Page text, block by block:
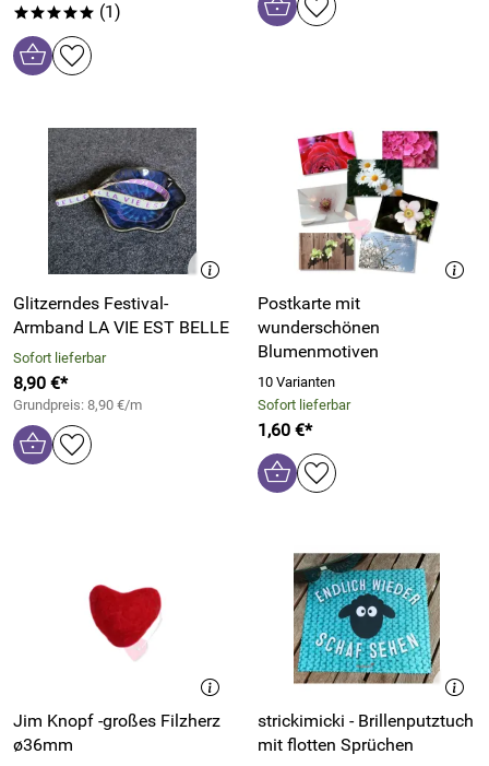
***** (1)
Glitzerndes Festival-
Armband LA VIE EST BELLE
Sofort lieferbar
8,90 €*
Grundpreis: 8,90 €/m
Postkarte mit
wunderschönen
Blumenmotiven
10 Varianten
Sofort lieferbar
1,60 €*
Jim Knopf -großes Filzherz
ø36mm
strickimicki - Brillenputztuch
mit flotten Sprüchen